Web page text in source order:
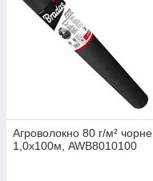
Агроволокно 80 г/м² чорне
1,0х100м, AWB8010100